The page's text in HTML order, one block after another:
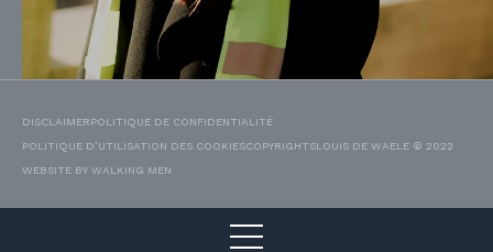
DISCLAIMERPOLITIQUE DE CONFIDENTIALITÉ
POLITIQUE D’UTILISATION DES COOKIESCOPYRIGHTSLOUIS DE WAELE © 2022
WEBSITE BY WALKING MEN